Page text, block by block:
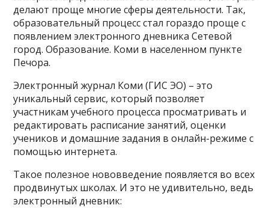
делают проще многие сферы деятельности. Так,
образовательный процесс стал гораздо проще с
появлением электронного дневника Сетевой
город. Образование. Коми в населенном пункте
Печора.
Электронный журнал Коми (ГИС ЭО) – это
уникальный сервис, который позволяет
участникам учебного процесса просматривать и
редактировать расписание занятий, оценки
учеников и домашние задания в онлайн-режиме с
помощью интернета.
Такое полезное нововведение появляется во всех
продвинутых школах. И это не удивительно, ведь
электронный дневник: